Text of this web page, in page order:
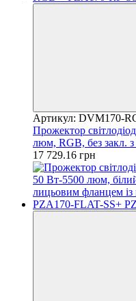
Артикул: DVM170-
Прожектор
люм, RGB, без закл.
17 729.16 грн